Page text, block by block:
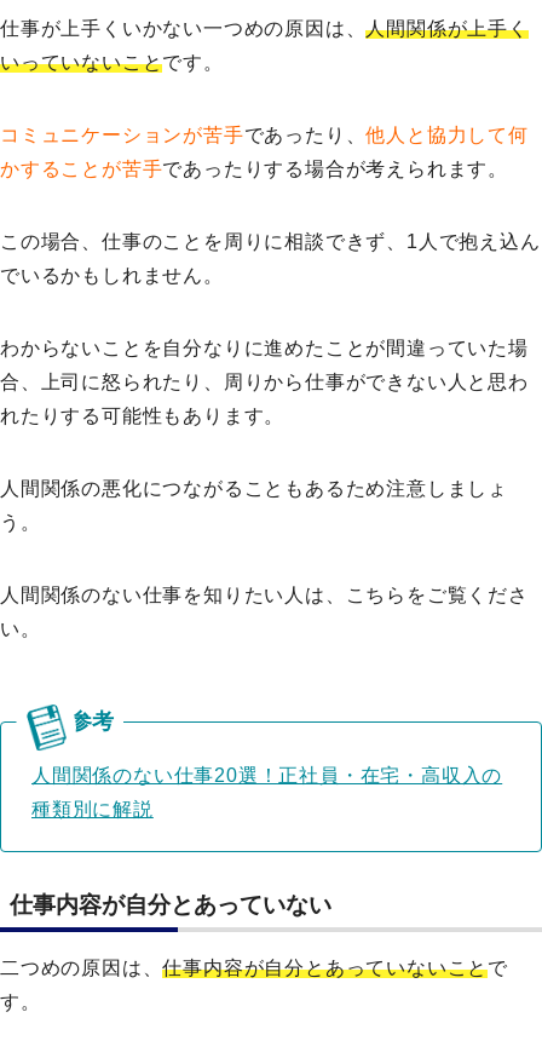
仕事が上手くいかない一つめの原因は、人間関係が上手く
いっていないことです。
コミュニケーションが苦手であったり、他人と協力して何
かすることが苦手であったりする場合が考えられます。
この場合、仕事のことを周りに相談できず、1人で抱え込ん
でいるかもしれません。
わからないことを自分なりに進めたことが間違っていた場
合、上司に怒られたり、周りから仕事ができない人と思わ
れたりする可能性もあります。
人間関係の悪化につながることもあるため注意しましょ
う。
人間関係のない仕事を知りたい人は、こちらをご覧くださ
い。
人間関係のない仕事20選！正社員・在宅・高収入の
種類別に解説
仕事内容が自分とあっていない
二つめの原因は、仕事内容が自分とあっていないことで
す。